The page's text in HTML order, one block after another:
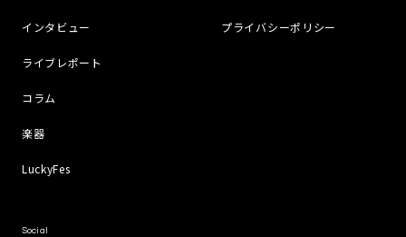
インタビュー
ライブレポート
コラム
楽器
LuckyFes
プライバシーポリシー
Social